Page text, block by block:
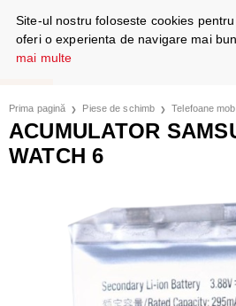
Prima pagină Piese de schimb Telefoane
ACUMULATOR
WATCH 6
Site-ul nostru foloseste cookies
oferi o experienta de navigare mai
mai multe